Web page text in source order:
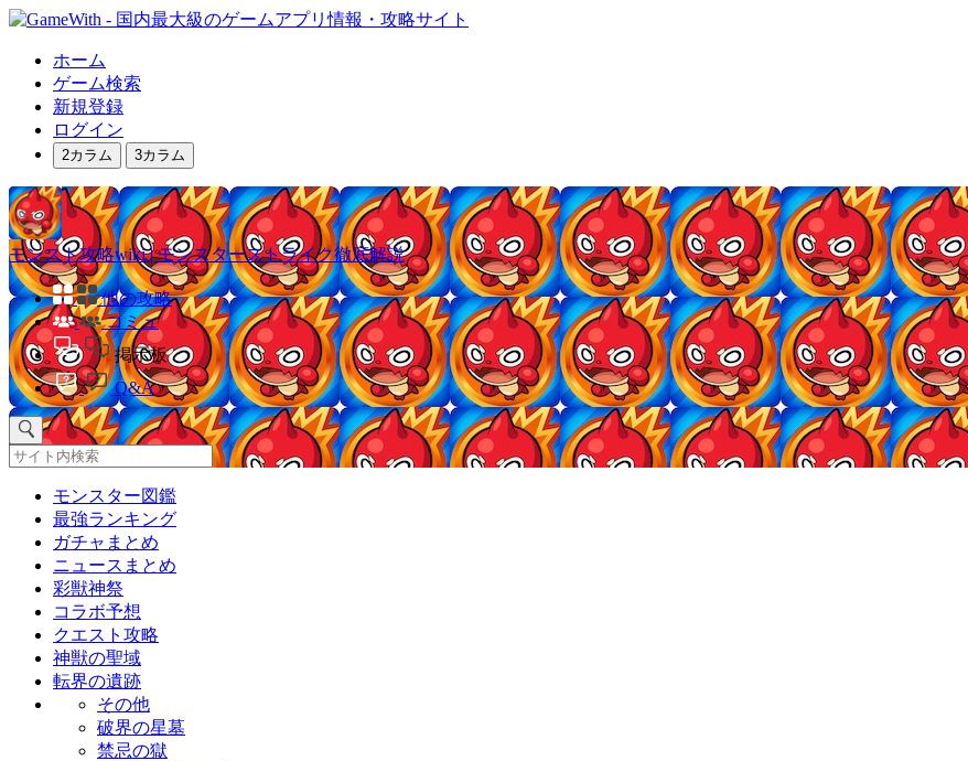
ホーム
ゲーム検索
新規登録
ログイン
2カラム 3カラム
モンスト攻略wiki | モンスターストライク徹底解説
他の攻略
コミュ
掲示板
Q&A
モンスター図鑑
最強ランキング
ガチャまとめ
ニュースまとめ
彩獣神祭
コラボ予想
クエスト攻略
神獣の聖域
転界の遺跡
その他
破界の星墓
禁忌の獄